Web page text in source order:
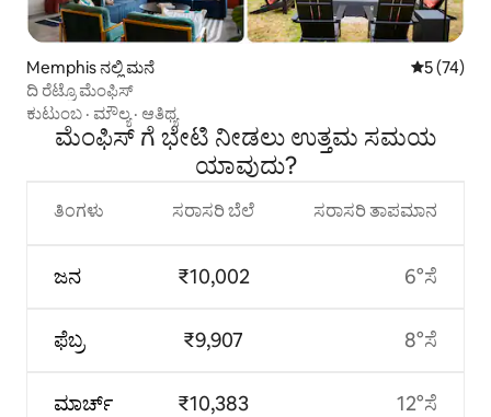
Memphis ನಲ್ಲಿ ಮನೆ 5 ರಲ್ಲಿ 5
5 (74)
ದಿ ರೆಟ್ರೊ ಮೆಂಫಿಸ್
ಕುಟುಂಬ · ಮೌಲ್ಯ· ಆತಿಥ್ಯ
ಮೆಂಫಿಸ್ ಗೆ ಭೇಟಿ ನೀಡಲು ಉತ್ತಮ ಸಮಯ
ಯಾವುದು?
ತಿಂಗಳು
ಜನ
ಫೆಬ್ರ
ಮಾರ್ಚ್
ಸರಾಸರಿ ಬೆಲೆ
₹10,002
₹9,907
₹10,383
ಸರಾಸರಿ ತಾಪಮಾನ
6°ಸೆ
8°ಸೆ
12°ಸೆ